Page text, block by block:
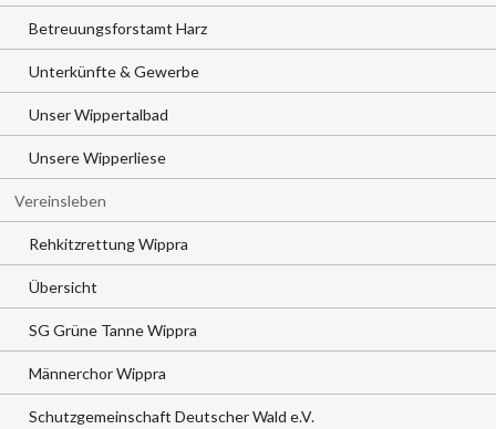
Betreuungsforstamt Harz
Unterkünfte & Gewerbe
Unser Wippertalbad
Unsere Wipperliese
Vereinsleben
Rehkitzrettung Wippra
Übersicht
SG Grüne Tanne Wippra
Männerchor Wippra
Schutzgemeinschaft Deutscher Wald e.V.